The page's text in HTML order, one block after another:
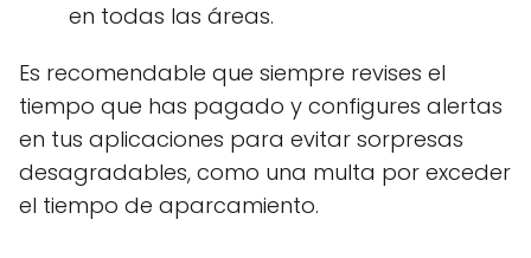
en todas las áreas.
Es recomendable que siempre revises el
tiempo que has pagado y configures alertas
en tus aplicaciones para evitar sorpresas
desagradables, como una multa por exceder
el tiempo de aparcamiento.